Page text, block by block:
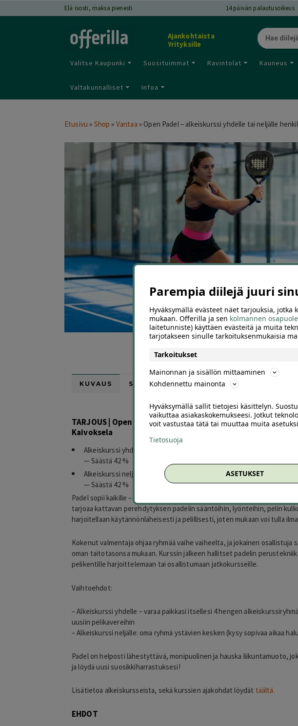
Elä isosti, maksa pienesti 14päivän palautusoikeus
Ajankohtaista
Yrityksille
Valitse Kaupunki Suosituimmat Ravintolat Kauneus
Valtakunnalliset Infoa
Etusivu » Shop » Vantaa » Open Padel – alkeiskurssi yhdelle tai neljälle
KUVAUS SIJAINTI KARTALLA ARVIOT (0)
TARJOUS | Open Padel – alkeiskurssi yhdelle tai neljälle
Kaivoksela
Alkeiskurssi yhdelle 35 € (arvo 60 €)
— Säästä 42 %
Alkeiskurssi neljälle 140 € (arvo 240 €)
— Säästä 42 %
Padel sopii kaikille – tule oppimaan lajin perusteet rennossa ja
tarjoaa kattavan perehdytyksen padelin sääntöihin, lyönteihin, pelin
harjoitellaan käytännönläheisesti ja pelillisesti, joten mukaan voi tulla
Kokenut valmentaja ohjaa ryhmää vaihe vaiheelta, ja jokainen osallistuja
oman taitotasonsa mukaan. Kurssin jälkeen hallitset padelin
pelikentille harjoittelemaan tai osallistumaan jatkokursseille.
Vaihtoehdot:
– Alkeiskurssi yhdelle – varaa paikkasi itsellesi 4 hengen
uusiin pelikavereihin
– Alkeiskurssi neljälle: oma ryhmä ystävien kesken (kysy sopivaa aikaa
Padel on helposti lähestyttävä, monipuolinen ja hauska liikuntamuoto,
ja löydä uusi suosikkiharrastuksesi!
Lisätietoa alkeiskursseista, sekä kurssien ajakohdat löydät täältä.
EHDOT
Parempia diilejä juuri
Hyväksymällä evästeet näet tarjouksia,
mukaan. Offerilla ja sen kolmannen
laitetunniste) käyttäen evästeitä ja muita
tarjotakseen sinulle tarkoituksenmukaisia
Tarkoitukset
Mainonnan ja sisällön mittaaminen
Kohdennettu mainonta
Hyväksymällä sallit tietojesi käsittelyn.
vaikuttaa asiakaskokemukseesi. Jotkut
voit vastustaa tätä tai muuttaa muita
Tietosuoja
ASETUKSET